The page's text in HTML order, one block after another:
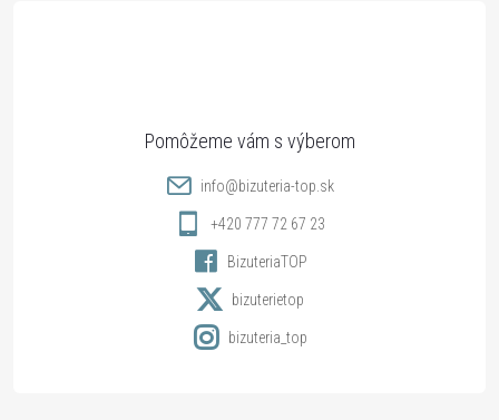
info@bizuteria-top.sk
+420 777 72 67 23
BizuteriaTOP
bizuterietop
bizuteria_top